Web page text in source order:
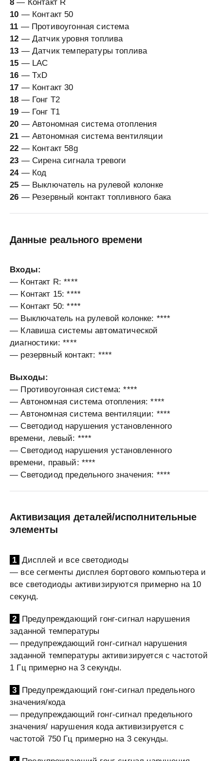
8 — Контакт R
10 — Контакт 50
11 — Противоугонная система
12 — Датчик уровня топлива
13 — Датчик температуры топлива
15 — LAC
16 — TxD
17 — Контакт 30
18 — Гонг Т2
19 — Гонг Т1
20 — Автономная система отопления
21 — Автономная система вентиляции
22 — Контакт 58g
23 — Сирена сигнала тревоги
24— Код
25 — Выключатель на рулевой колонке
26 — Резервный контакт топливного бака
Данные реального времени
Входы:
— Контакт R: ****
— Контакт 15: ****
— Контакт 50: ****
— Выключатель на рулевой колонке: ****
— Клавиша системы автоматической
диагностики: ****
— резервный контакт: ****
Выходы:
— Противоугонная система: ****
— Автономная система отопления: ****
— Автономная система вентиляции: ****
— Светодиод нарушения установленного
времени, левый: ****
— Светодиод нарушения установленного
времени, правый: ****
— Светодиод предельного значения: ****
Активизация деталей/исполнительные
элементы
1 Дисплей и все светодиоды
— все сегменты дисплея бортового компьютера и
все светодиоды активизируются примерно на 10
секунд.
2 Предупреждающий гонг-сигнал нарушения
заданной температуры
— предупреждающий гонг-сигнал нарушения
заданной температуры активизируется с частотой
1 Гц примерно на 3 секунды.
3 Предупреждающий гонг-сигнал предельного
значения/кода
— предупреждающий гонг-сигнал предельного
значения/ нарушения кода активизируется с
частотой 750 Гц примерно на 3 секунды.